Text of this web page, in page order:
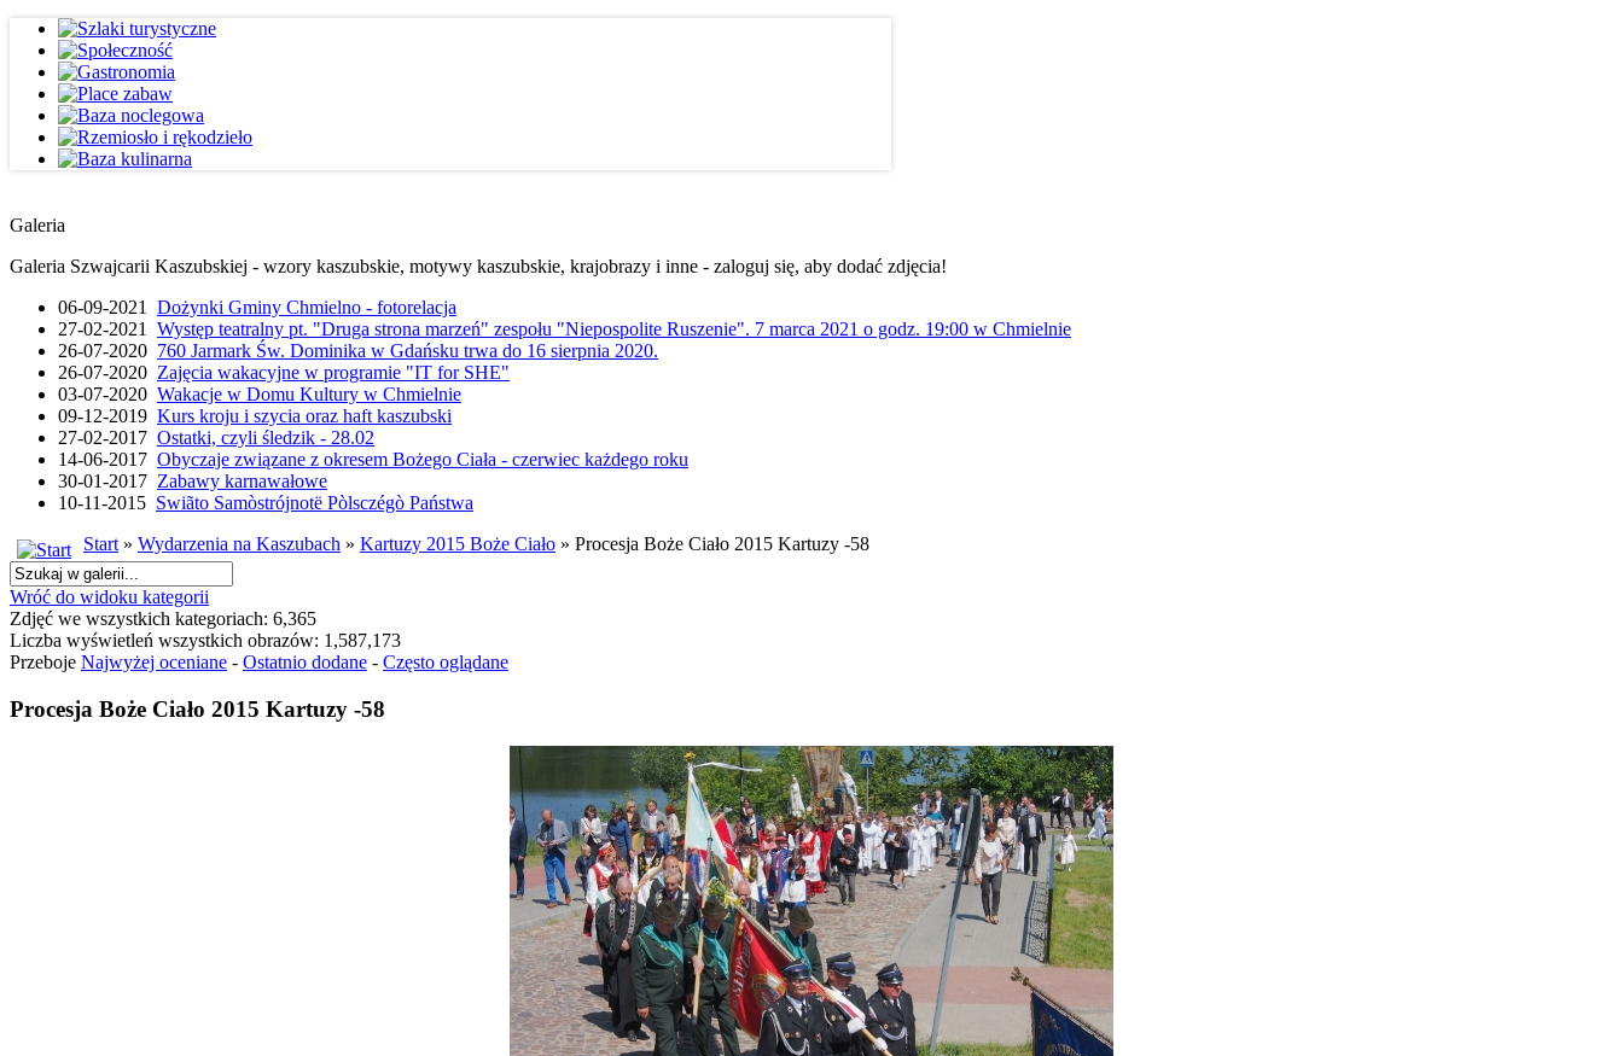
Galeria
Galeria Szwajcarii Kaszubskiej - wzory kaszubskie, motywy kaszubskie, krajobrazy i inne - zaloguj się, aby dodać zdjęcia!
06-09-2021 Dożynki Gminy Chmielno - fotorelacja
27-02-2021 Występ teatralny pt. "Druga strona marzeń" zespołu "Niepospolite Ruszenie". 7 marca 2021 o godz. 19:00 w Chmielnie
26-07-2020 760 Jarmark Św. Dominika w Gdańsku trwa do 16 sierpnia 2020.
26-07-2020 Zajęcia wakacyjne w programie "IT for SHE"
03-07-2020 Wakacje w Domu Kultury w Chmielnie
09-12-2019 Kurs kroju i szycia oraz haft kaszubski
27-02-2017 Ostatki, czyli śledzik - 28.02
14-06-2017 Obyczaje związane z okresem Bożego Ciała - czerwiec każdego roku
30-01-2017 Zabawy karnawałowe
10-11-2015 Swiãto Samòstrójnotë Pòlsczégò Państwa
Start» Wydarzenia na Kaszubach » Kartuzy 2015 Boże Ciało » Procesja Boże Ciało 2015 Kartuzy -58
Wróć do widoku kategorii
Zdjęć we wszystkich kategoriach: 6,365
Liczba wyświetleń wszystkich obrazów: 1,587,173
Przeboje Najwyżej oceniane - Ostatnio dodane - Często oglądane
Procesja Boże Ciało 2015 Kartuzy -58